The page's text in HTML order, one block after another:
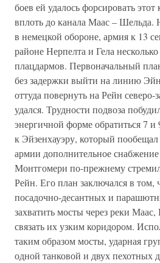
боев ей удалось форсировать
вплоть до канала Маас – Шельда.
в немецкой обороне, армия к 13
районе Нерпелта и Гела
плацдармов. Первоначальный
без задержки выйти на линию
оттуда повернуть на Рейн северо-
удался. Трудности подвоза
энергичной форме обратиться 7
к Эйзенхауэру, который пообещал
армии дополнительное снабжение
Монтгомери по-прежнему
Рейн. Его план заключался в
посадочно-десантных и
захватить мосты через реки
связать их узким коридором.
таким образом мосты, ударная
одной танковой и двух пехотных